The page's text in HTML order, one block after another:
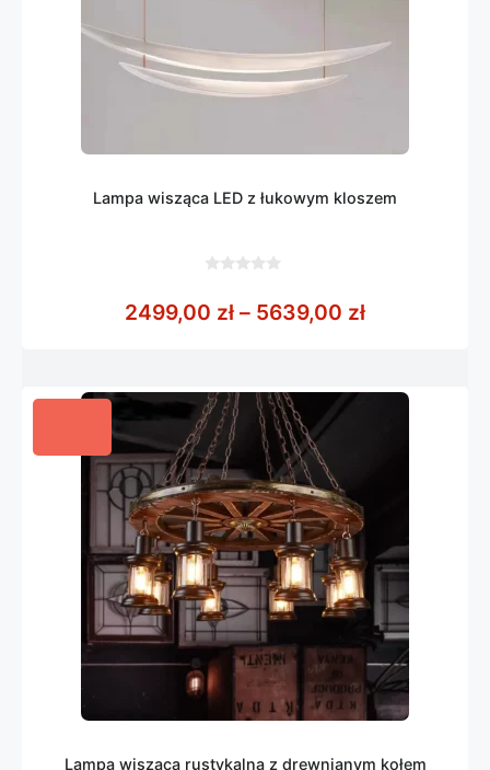
Lampa wisząca LED z łukowym kloszem
5
2499,00 zł – 5639,00 złZakres cen:
Lampa wisząca rustykalna z drewnianym kołem